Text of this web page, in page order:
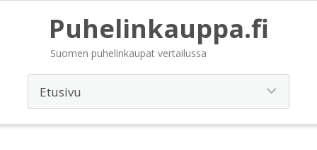
Puhelinkauppa.fi
Suomen puhelinkaupat vertailussa